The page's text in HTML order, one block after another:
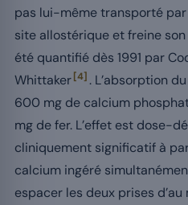
pas lui-même transporté par
site allostérique et freine
été quantifié dès 1991 par
Whittaker[4] . L’absorption
600 mg de calcium
mg de fer. L’effet est dose-
cliniquement significatif à
calcium ingéré
espacer les deux prises